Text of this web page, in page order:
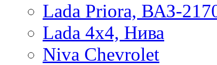
Lada Priora, ВАЗ-
Lada 4x4, Нива
Niva Chevrolet